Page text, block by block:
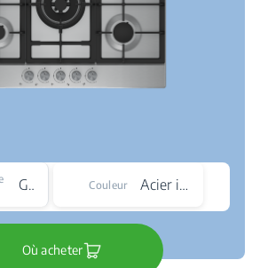
Gaz Couleur Acier inoxydable
Où acheter